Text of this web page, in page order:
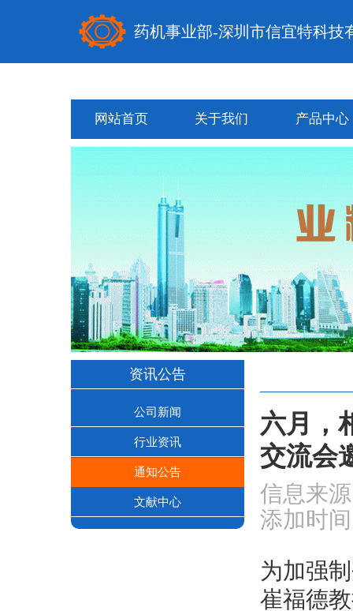
药机事业部-深圳市信宜特科技
网站首页 关于我们 产品中心
资讯公告
公司新闻
行业资讯
通知公告
文献中心
六月，
交流会
信息来
添加时
为加强
崔福德